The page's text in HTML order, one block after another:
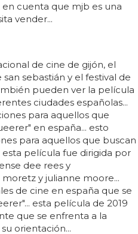
cuenta que mjb es una
vender...
de cine de gijón, el
sebastián y el festival de
pueden ver la película
ciudades españolas...
para aquellos que
en españa... esto
para aquellos que buscan
esta película fue dirigida por
dee rees y
y julianne moore...
de cine en españa que se
esta película de 2019
que se enfrenta a la
orientación...